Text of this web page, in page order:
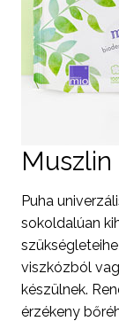
Puha
sokoldalúan
viszkózból
készülnek.
érzékeny